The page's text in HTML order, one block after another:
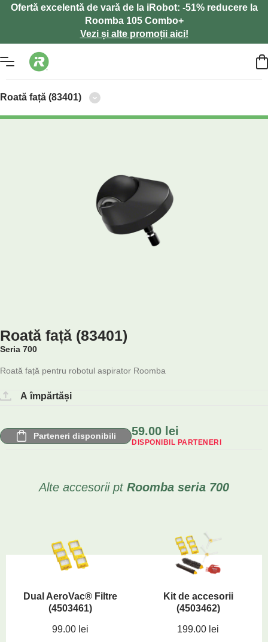
Ofertă excelentă de vară de la iRobot: -51% reducere la
Roomba 105 Combo+
Vezi și alte promoții aici!
Roată față (83401)
Roată față (83401)
Seria 700
Roată față pentru robotul aspirator Roomba
A împărtăși
Parteneri disponibili 59.00 lei
DISPONIBIL PARTENERI
Alte accesorii ptRoomba seria 700
Dual AeroVac® Filtre
(4503461)
99.00 lei
Kit de accesorii
(4503462)
199.00 lei